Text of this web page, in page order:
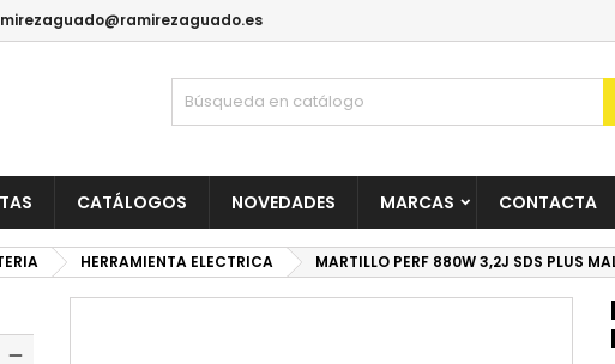
CATÁLOGOS NOVEDADES MARCAS CONTACTA
HERRAMIENTA ELECTRICA MARTILLO PERF 880W 3,2J SDS PLUS